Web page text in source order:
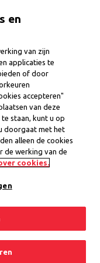
en
van zijn
applicaties te
of door
accepteren"
van deze
staan, kunt u op
doorgaat met het
alleen de cookies
de werking van de
cookies.